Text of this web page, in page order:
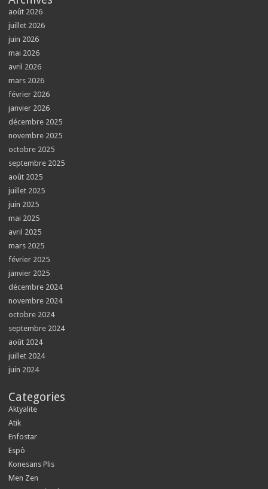
août 2026
juillet 2026
juin 2026
mai 2026
avril 2026
mars 2026
février 2026
janvier 2026
décembre 2025
novembre 2025
octobre 2025
septembre 2025
août 2025
juillet 2025
juin 2025
mai 2025
avril 2025
mars 2025
février 2025
janvier 2025
décembre 2024
novembre 2024
octobre 2024
septembre 2024
août 2024
juillet 2024
juin 2024
Categories
Aktyalite
Atik
Enfostar
Espò
Konesans Plis
Men Zen